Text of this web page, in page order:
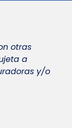
otras
a
y/o